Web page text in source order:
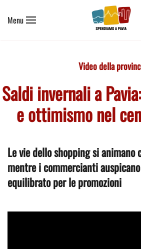
Skip to main content
Menu
Video della
Saldi invernali a
e ottimismo nel
Le vie dello shopping si animano
mentre i commercianti
equilibrato per le promozioni